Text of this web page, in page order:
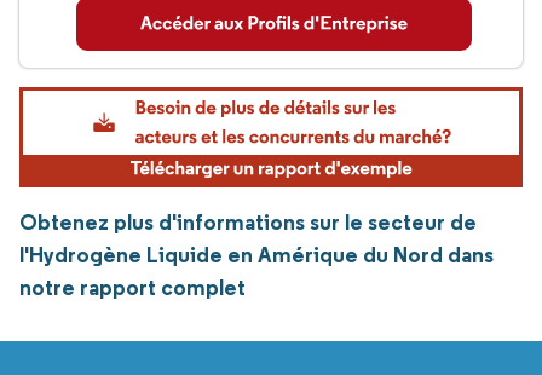
Obtenez plus d'informations sur le secteur de
l'Hydrogène Liquide en Amérique du Nord dans
notre rapport complet